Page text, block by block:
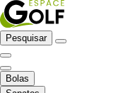
Pesquisar
Bolas